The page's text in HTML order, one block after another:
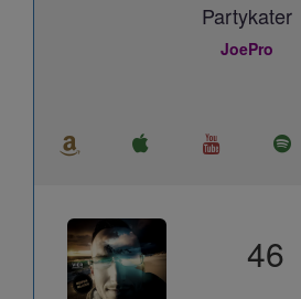
Partykater
JoePro
46